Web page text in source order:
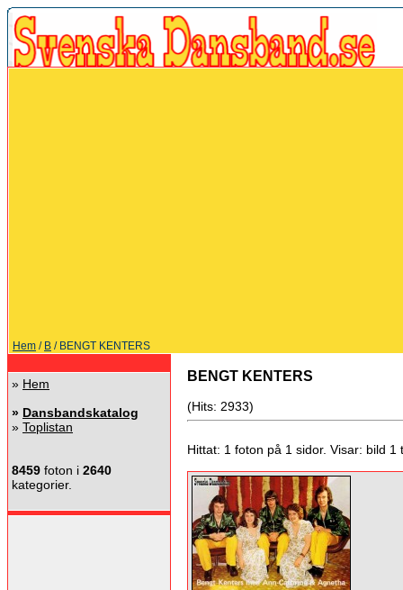
Hem / B / BENGT KENTERS
» Hem
» Dansbandskatalog
» Toplistan
8459 foton i 2640
kategorier.
BENGT KENTERS
(Hits: 2933)
Hittat: 1 foton på 1 sidor. Visar: bild 1